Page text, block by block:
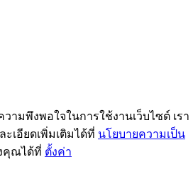
ามพึงพอใจในการใช้งานเว็บไซต์ เรา
เอียดเพิ่มเติมได้ที่ นโยบายความเป็น
คุณได้ที่ ตั้งค่า